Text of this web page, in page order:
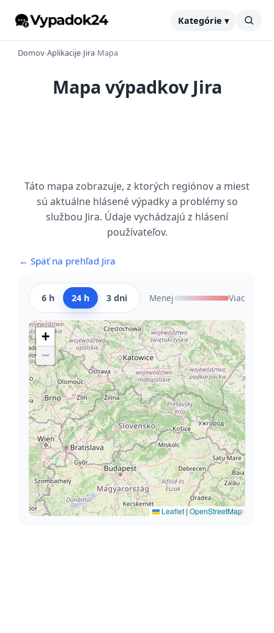
Kategórie ▾
Domov›Aplikacije›Jira›Mapa
Mapa výpadkov Jira
Táto mapa zobrazuje, z ktorých regiónov a miest
sú aktuálne hlásené výpadky a problémy so
službou Jira. Údaje vychádzajú z hlásení
používateľov.
← Späť na prehľad Jira
6 h 24 h 3 dni Menej Viac
+
−
Leaflet | OpenStreetMap